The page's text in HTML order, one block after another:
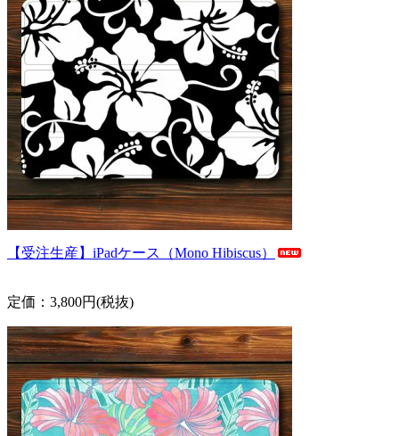
【受注生産】iPadケース（Mono Hibiscus）
定価：3,800円(税抜)